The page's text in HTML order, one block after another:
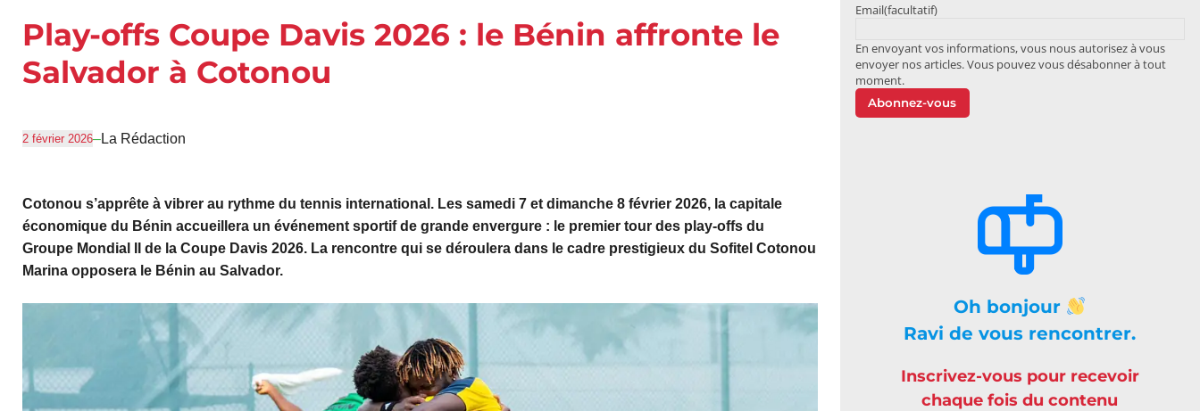
Play-offs Coupe Davis 2026 : le Bénin affronte le
Salvador à Cotonou
2 février 2026–La Rédaction
Cotonou s’apprête à vibrer au rythme du tennis international. Les samedi 7 et dimanche 8 février 2026, la capitale
économique du Bénin accueillera un événement sportif de grande envergure : le premier tour des play-offs du
Groupe Mondial II de la Coupe Davis 2026. La rencontre qui se déroulera dans le cadre prestigieux du Sofitel Cotonou
Marina opposera le Bénin au Salvador.
Email(facultatif)
En envoyant vos informations, vous nous autorisez à vous
envoyer nos articles. Vous pouvez vous désabonner à tout
moment.
Abonnez-vous
Oh bonjour
Ravi de vous rencontrer.
Inscrivez-vous pour recevoir
chaque fois du contenu